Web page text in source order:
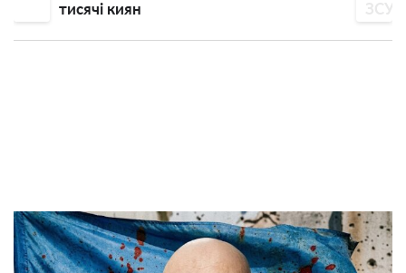
тисячі киян